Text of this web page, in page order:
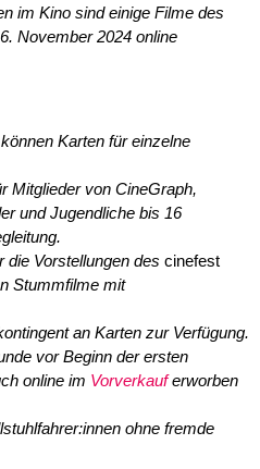
im Kino sind einige Filme des
November 2024 online
Karten für einzelne
Mitglieder von CineGraph,
und Jugendliche bis 16
die Vorstellungen des cinefest
Stummfilme mit
an Karten zur Verfügung.
vor Beginn der ersten
online im Vorverkauferworben
ohne fremde